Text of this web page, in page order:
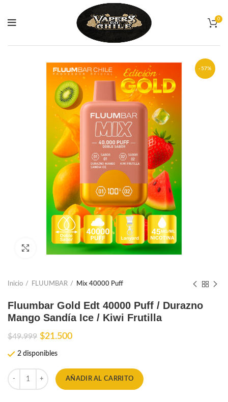
0
-57%
Ampliar
Inicio FLUUMBAR Mix 40000 Puff
Fluumbar Gold Edt 40000 Puff / Durazno
Mango Sandía Ice / Kiwi Frutilla
$49.999 El
original
era:
$49.999.
$21.500El
es:
$21.500.
2 disponibles
AÑADIR AL CARRITO